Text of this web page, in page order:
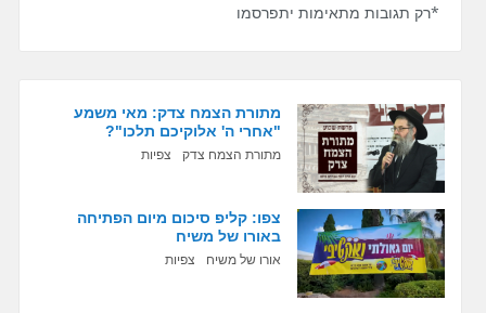
*רק תגובות מתאימות יתפרסמו
מתורת הצמח צדק: מאי משמע
"אחרי ה' אלוקיכם תלכו"?
מתורת הצמח צדק צפיות
צפו: קליפ סיכום מיום הפתיחה
באורו של משיח
אורו של משיח צפיות